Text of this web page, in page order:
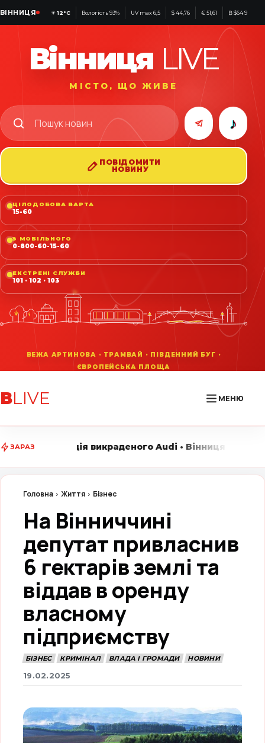
ВІННИЦЯ ☀12°C Вологість 93% UV max 6,5 $ 44,76 € 51,61 ₿ $64 971
Вінниця LIVE
МІСТО, ЩО ЖИВЕ
♪
ПОВІДОМИТИ
НОВИНУ
ЦІЛОДОБОВА ВАРТА
15-60
З МОБІЛЬНОГО
0-800-60-15-60
ЕКСТРЕНІ СЛУЖБИ
101 · 102 · 103
ВLIVE МЕНЮ
ЗАРАЗ Audi • Вінниця LIVE стежить за
Головна Життя Бізнес
На Вінниччині
депутат привласнив
6 гектарів землі та
віддав в оренду
власному
підприємству
БІЗНЕС КРИМІНАЛ ВЛАДА І ГРОМАДИ НОВИНИ
19.02.2025